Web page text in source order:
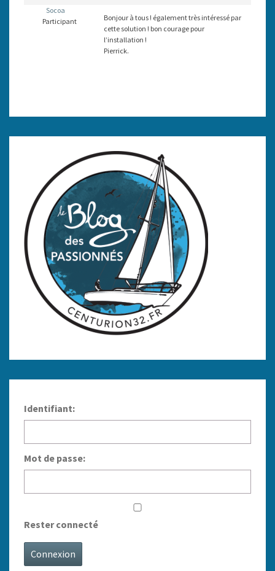
Socoa
Participant
Bonjour à tous ! également très intéressé par
cette solution ! bon courage pour
l’installation !
Pierrick.
Identifiant:
Mot de passe:
Rester connecté
Connexion